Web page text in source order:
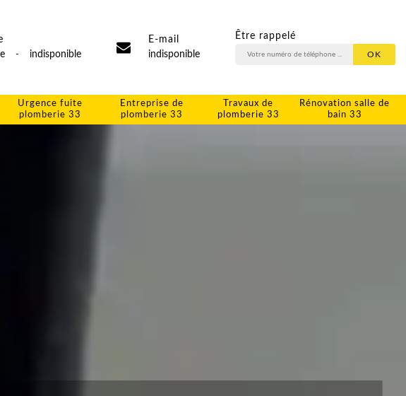
- indisponible
E-mail
indisponible
Être rappelé
Urgence fuite
plomberie 33
Entreprise de
plomberie 33
Travaux de
plomberie 33
Rénovation salle de
bain 33